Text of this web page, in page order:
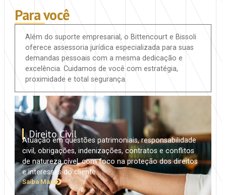
Para você
Além do suporte empresarial, o Bittencourt e Bissoli
oferece assessoria jurídica especializada para suas
demandas pessoais com a mesma dedicação e
excelência. Cuidamos de você com estratégia,
proximidade e total segurança.
Direito Civil
Atuação em questões patrimoniais, responsabilidade
civil, obrigações, indenizações, contratos e conflitos
de natureza cível, com foco na proteção dos direitos
e interesses do cliente.
Saiba Mais